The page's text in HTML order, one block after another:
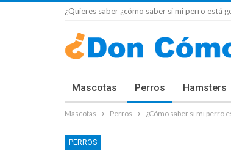
¿Quieres saber ¿cómo saber si mi perro está
Mascotas Perros Hamsters
Mascotas Perros ¿Cómo saber si mi perro
PERROS